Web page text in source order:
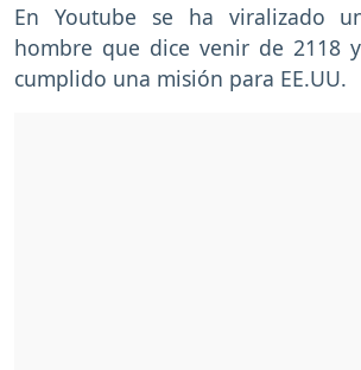
En Youtube se ha viralizado
hombre que dice venir de 2118
cumplido una misión para EE.UU.